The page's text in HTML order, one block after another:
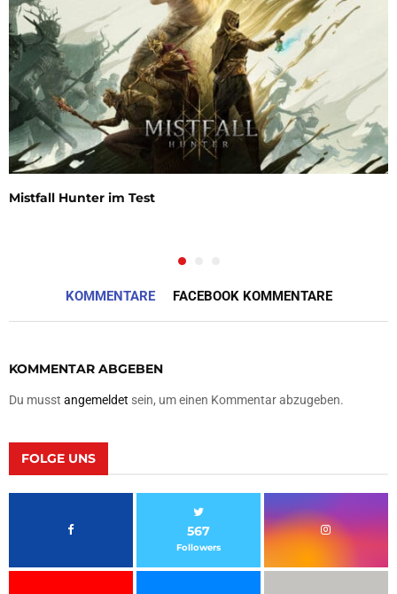
Mistfall Hunter im Test
KOMMENTARE FACEBOOK KOMMENTARE
KOMMENTAR ABGEBEN
Du musst angemeldet sein, um einen Kommentar abzugeben.
FOLGE UNS
567
Followers